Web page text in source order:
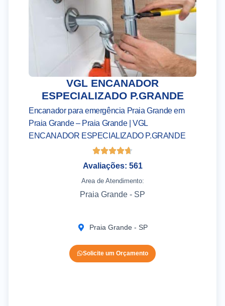
VGL ENCANADOR
ESPECIALIZADO P.GRANDE
Encanador para emergência Praia Grande em
Praia Grande – Praia Grande | VGL
ENCANADOR ESPECIALIZADO P.GRANDE
Avaliações: 561
Area de Atendimento:
Praia Grande - SP
Praia Grande - SP
Solicite um Orçamento